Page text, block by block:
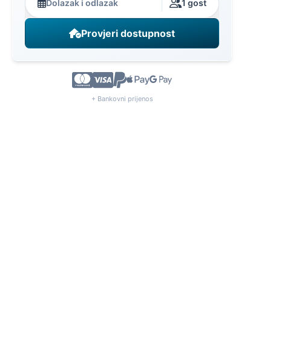
Dolazak i odlazak 1 gost
Provjeri dostupnost
+ Bankovni prijenos